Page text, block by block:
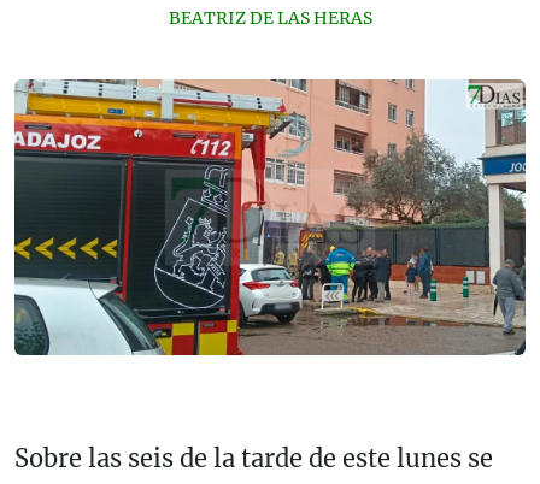
BEATRIZ DE LAS HERAS
Sobre las seis de la tarde de este lunes se